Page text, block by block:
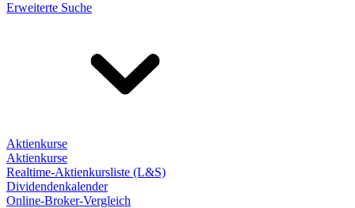
Erweiterte Suche
Aktienkurse
Aktienkurse
Realtime-Aktienkursliste (L&S)
Dividendenkalender
Online-Broker-Vergleich